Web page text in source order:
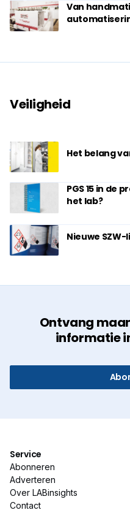
Van
Veiligheid
Het belang
PGS 15 in de
het lab?
Nieuwe SZW-
Ontvang
informatie
Service
Abonneren
Adverteren
Over LABinsights
Contact